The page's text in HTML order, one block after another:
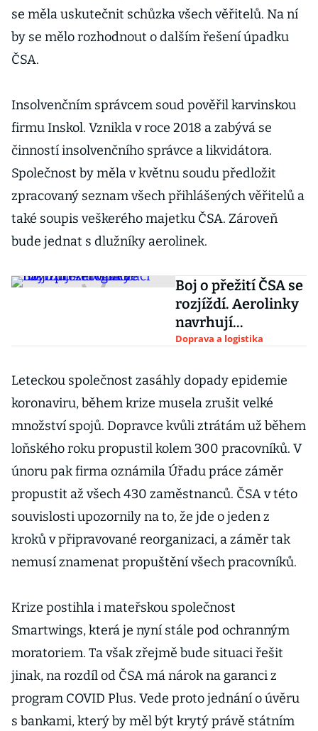
se měla uskutečnit schůzka všech věřitelů. Na ní
by se mělo rozhodnout o dalším řešení úpadku
ČSA.
Insolvenčním správcem soud pověřil karvinskou
firmu Inskol. Vznikla v roce 2018 a zabývá se
činností insolvenčního správce a likvidátora.
Společnost by měla v květnu soudu předložit
zpracovaný seznam všech přihlášených věřitelů a
také soupis veškerého majetku ČSA. Zároveň
bude jednat s dlužníky aerolinek.
Boj o přežití ČSA se
rozjíždí. Aerolinky
navrhují
reorganizaci
Doprava a logistika
Leteckou společnost zasáhly dopady epidemie
koronaviru, během krize musela zrušit velké
množství spojů. Dopravce kvůli ztrátám už během
loňského roku propustil kolem 300 pracovníků. V
únoru pak firma oznámila Úřadu práce záměr
propustit až všech 430 zaměstnanců. ČSA v této
souvislosti upozornily na to, že jde o jeden z
kroků v připravované reorganizaci, a záměr tak
nemusí znamenat propuštění všech pracovníků.
Krize postihla i mateřskou společnost
Smartwings, která je nyní stále pod ochranným
moratoriem. Ta však zřejmě bude situaci řešit
jinak, na rozdíl od ČSA má nárok na garanci z
program COVID Plus. Vede proto jednání o úvěru
s bankami, který by měl být krytý právě státním